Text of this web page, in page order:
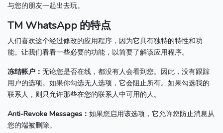
与您的朋友一起出去玩。
TM WhatsApp 的特点
人们喜欢这个经过修改的应用程序，因为它具有独特的特性和功
能。 让我们看看一些必要的功能，以简要了解该应用程序。
冻结帐户： 无论您是否在线，都没有人会看到您。 因此，没有跟踪
用户的选项。 如果你勾选无人选项，它会阻止所有。 如果勾选我的
联系人，则只允许那些在您的联系人中可用的人。
Anti-Revoke Messages： 如果您启用该选项，它允许您防止消息从
您的端被删除。